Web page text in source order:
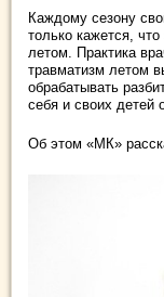
Каждому сезону
только кажется,
летом. Практика
травматизм летом
обрабатывать
себя и своих детей
Об этом «МК»